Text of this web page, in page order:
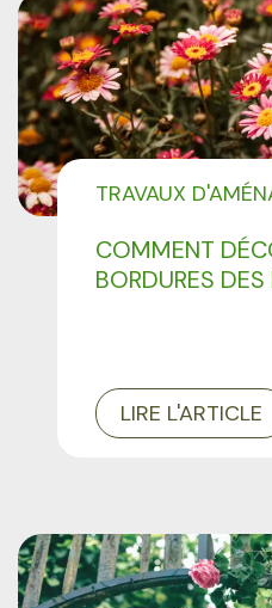
COMMENT
BORDURES
TRAVAUX
LIRE L'ARTICLE